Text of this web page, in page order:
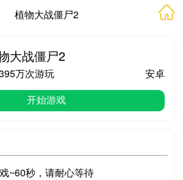
植物大战僵尸2
大战僵尸2
万次游玩 安卓
开始游戏
~60秒，请耐心等待